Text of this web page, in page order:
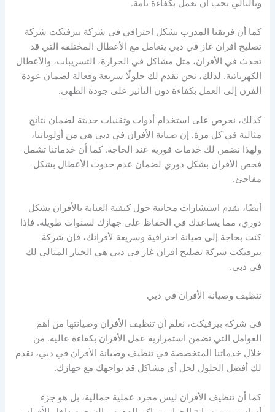
وبالتالي يجب أن تعمل بكفاءة تامة.
كما أن فريقنا المدرب بشكل احترافي في شركة بيرفيكت شركة
تصليح افران غاز في دبي يتعامل مع الأعطال المختلفة التي قد
تحدث في الأفران، مثل مشاكل في الحرارة، التسريبات، والأعطال
الكهربائية. لذلك، نحن نقدم لك حلولًا سريعة وفعالة لضمان عودة
الفرن إلى العمل بكفاءة دون التأثير على جودة الطهي.
كذلك، نحرص على استخدام أدوات وتقنيات حديثة لضمان نتائج
مثالية في كل مرة. إن صيانة الأفران في دبي هي من أولوياتنا،
ولهذا نضمن لك خدمات فورية عند الحاجة. كما أن خدماتنا تشمل
فحص الأفران بشكل دوري لضمان عدم حدوث الأعطال بشكل
مفاجئ.
أيضًا، نقدم استشارات مجانية حول كيفية العناية بالأفران بشكل
دوري، مما يساعدك في الحفاظ على جهازك لسنوات طويلة. فإذا
كنت بحاجة إلى صيانة احترافية وسريعة لأفرانك، فإن شركة
بيرفيكت شركة تصليح افران غاز في دبي هي الخيار المثالي لك
في دبي.
تنظيف وصيانة الأفران في دبي
في شركة بيرفيكت، نعلم أن تنظيف الأفران وصيانتها من أهم
العوامل التي تضمن استمرارية عمل الأفران بكفاءة عالية. من
خلال خدماتنا المتخصصة في تنظيف وصيانة الأفران في دبي، نقدم
لك أفضل الحلول لحل أي مشاكل قد تواجهك مع جهازك.
كما أن تنظيف الأفران ليس مجرد عملية جمالية، بل هو جزء